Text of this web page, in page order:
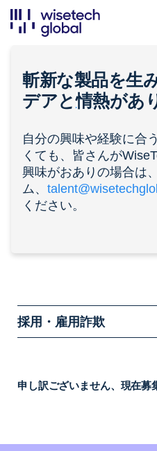
斬新な製品を生
デアと情熱があ
自分の興味や経験に合
くても、皆さんが
興味がおありの場合は
ム、
ください。
採用・雇用詐欺
申し訳ございません、現在募